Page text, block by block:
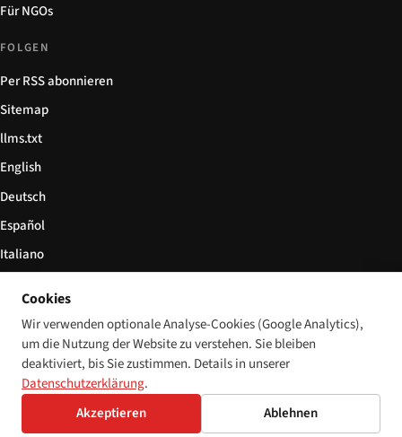
Für NGOs
FOLGEN
Per RSS abonnieren
Sitemap
llms.txt
English
Deutsch
Español
Italiano
© 2026 Disability World. Alle Rechte vorbehalten. Cookie-Einstellungen
EnglishDeutschEspañol 简体中文Polski
Cookies
Wir verwenden optionale Analyse-Cookies (Google Analytics),
um die Nutzung der Website zu verstehen. Sie bleiben
deaktiviert, bis Sie zustimmen. Details in unserer
Datenschutzerklärung.
Akzeptieren
Ablehnen